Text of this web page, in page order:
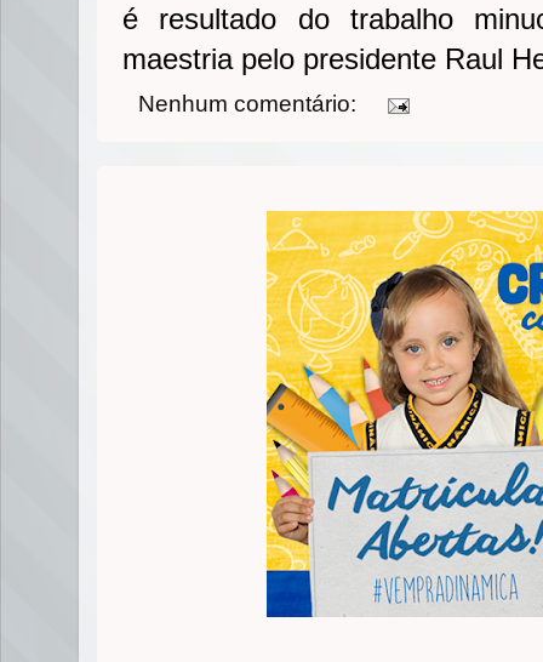
é resultado do trabalho
maestria pelo presidente Raul
Nenhum comentário: